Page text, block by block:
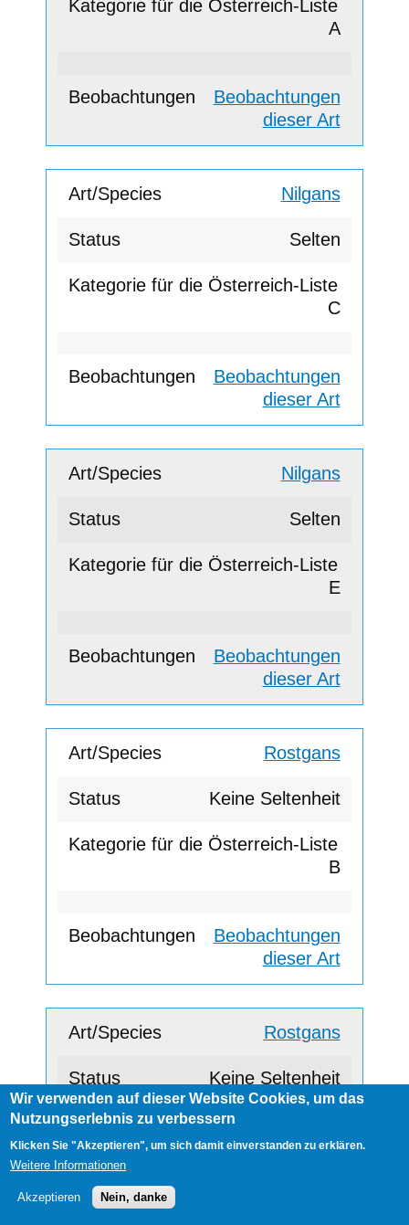
A
Beobachtungen
dieser Art
Nilgans
Selten
C
Beobachtungen
dieser Art
Nilgans
Selten
E
Beobachtungen
dieser Art
Rostgans
Keine Seltenheit
B
Beobachtungen
dieser Art
Rostgans
Keine Seltenheit
C
Wir verwenden auf dieser Website Cookies, um das
Nutzungserlebnis zu verbessern
Klicken Sie "Akzeptieren", um sich damit einverstanden zu erklären.
Weitere Informationen
Akzeptieren Nein, danke